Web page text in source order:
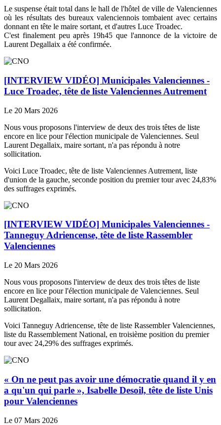
Le suspense était total dans le hall de l'hôtel de ville de Valenciennes
où les résultats des bureaux valenciennois tombaient avec certains
donnant en tête le maire sortant, et d'autres Luce Troadec.
C'est finalement peu après 19h45 que l'annonce de la victoire de
Laurent Degallaix a été confirmée.
[INTERVIEW VIDÉO] Municipales Valenciennes -
Luce Troadec, tête de liste Valenciennes Autrement
Le 20 Mars 2026
Nous vous proposons l'interview de deux des trois têtes de liste
encore en lice pour l'élection municipale de Valenciennes. Seul
Laurent Degallaix, maire sortant, n'a pas répondu à notre
sollicitation.
Voici Luce Troadec, tête de liste Valenciennes Autrement, liste
d'union de la gauche, seconde position du premier tour avec 24,83%
des suffrages exprimés.
[INTERVIEW VIDÉO] Municipales Valenciennes -
Tanneguy Adriencense, tête de liste Rassembler
Valenciennes
Le 20 Mars 2026
Nous vous proposons l'interview de deux des trois têtes de liste
encore en lice pour l'élection municipale de Valenciennes. Seul
Laurent Degallaix, maire sortant, n'a pas répondu à notre
sollicitation.
Voici Tanneguy Adriencense, tête de liste Rassembler Valenciennes,
liste du Rassemblement National, en troisième position du premier
tour avec 24,29% des suffrages exprimés.
« On ne peut pas avoir une démocratie quand il y en
a qu'un qui parle », Isabelle Desoil, tête de liste Unis
pour Valenciennes
Le 07 Mars 2026